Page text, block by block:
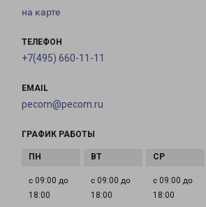
на карте
ТЕЛЕФОН
+7(495) 660-11-11
EMAIL
pecom@pecom.ru
ГРАФИК РАБОТЫ
с 09:00 до
18:00
с 09:00 до
18:00
с 09:00 до
18:00